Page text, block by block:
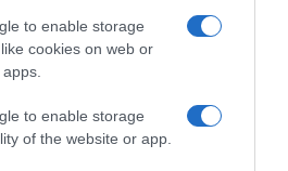
to enable storage
cookies on web or
to enable storage
of the website or app.